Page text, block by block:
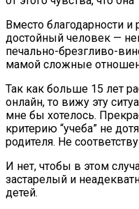
Вместо благодарности и
достойный человек —
печально-брезгливо-
мамой сложные
Так как больше 15 лет
онлайн, то вижу эту
мне бы хотелось.
критерию “учеба” не
родителя. Не
И нет, чтобы в этом
застарелый и
детей.